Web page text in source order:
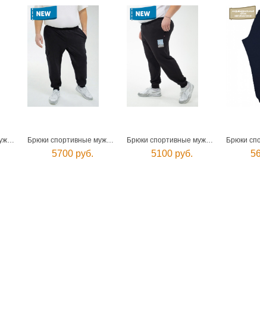
Брюки спортивные мужские Брюки спортивные мужские
5700 руб.
Брюки спортивные мужские
5100 руб.